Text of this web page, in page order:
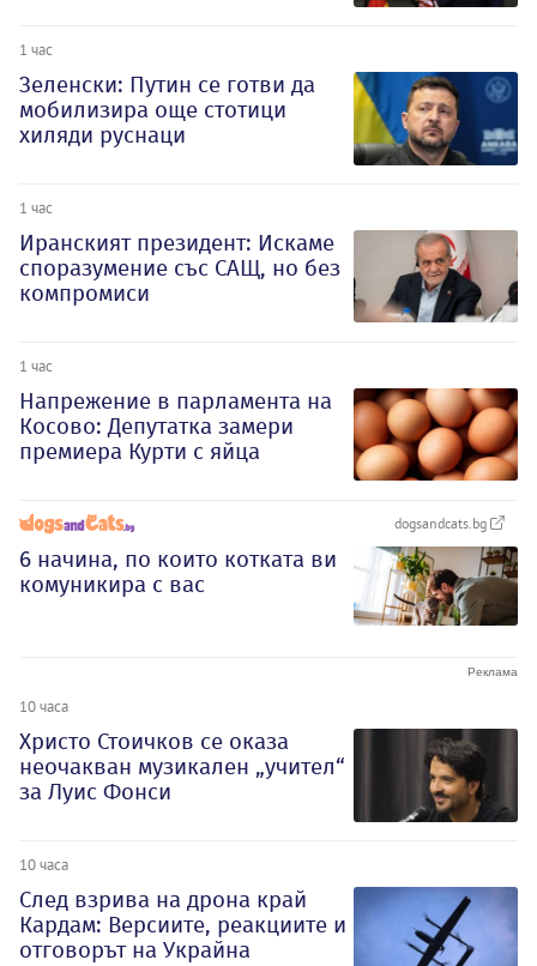
1 час
Зеленски: Путин се готви да
мобилизира още стотици
хиляди руснаци
1 час
Иранският президент: Искаме
споразумение със САЩ, но без
компромиси
1 час
Напрежение в парламента на
Косово: Депутатка замери
премиера Курти с яйца
dogsandcats.bg
6 начина, по които котката ви
комуникира с вас
10 часа
Христо Стоичков се оказа
неочакван музикален „учител“
за Луис Фонси
10 часа
След взрива на дрона край
Кардам: Версиите, реакциите и
отговорът на Украйна